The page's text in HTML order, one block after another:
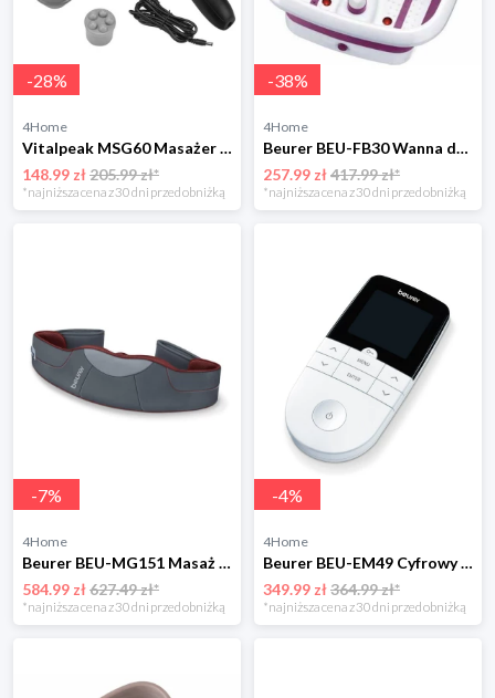
-28%
4Home
Vitalpeak MSG60 Masażer ręczny z wymiennymi nasadkami
148.99 zł205.99 zł*
*najniższa cena z 30 dni przed obniżką
-38%
4Home
Beurer BEU-FB30 Wanna do masażu
257.99 zł417.99 zł*
*najniższa cena z 30 dni przed obniżką
-7%
4Home
Beurer BEU-MG151 Masaż shiatsu
584.99 zł627.49 zł*
*najniższa cena z 30 dni przed obniżką
-4%
4Home
Beurer BEU-EM49 Cyfrowy elektrostymulator mięśni i nerwów
349.99 zł364.99 zł*
*najniższa cena z 30 dni przed obniżką